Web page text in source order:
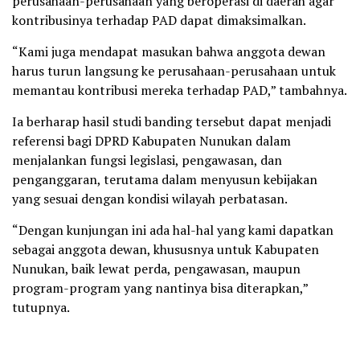
kontribusinya terhadap PAD dapat dimaksimalkan.
“Kami juga mendapat masukan bahwa anggota dewan
harus turun langsung ke perusahaan-perusahaan untuk
memantau kontribusi mereka terhadap PAD,” tambahnya.
Ia berharap hasil studi banding tersebut dapat menjadi
referensi bagi DPRD Kabupaten Nunukan dalam
menjalankan fungsi legislasi, pengawasan, dan
penganggaran, terutama dalam menyusun kebijakan
yang sesuai dengan kondisi wilayah perbatasan.
“Dengan kunjungan ini ada hal-hal yang kami dapatkan
sebagai anggota dewan, khususnya untuk Kabupaten
Nunukan, baik lewat perda, pengawasan, maupun
program-program yang nantinya bisa diterapkan,”
tutupnya.